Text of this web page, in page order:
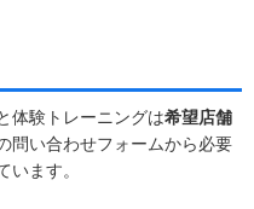
体験トレーニングは希望店舗
問い合わせフォームから必要
ます。